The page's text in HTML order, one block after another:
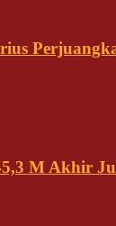
M Akhir